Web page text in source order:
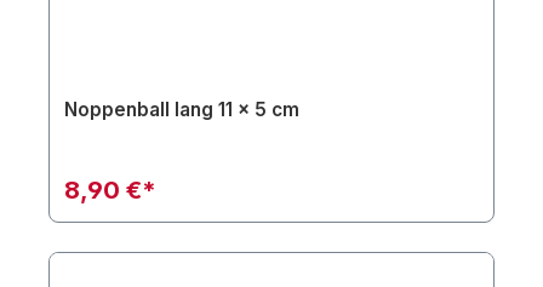
Noppenball lang 11 x 5 cm
8,90 €*